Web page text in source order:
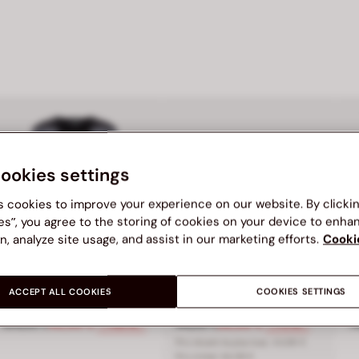
€, réduction de 33 pour cent
BATA
104,99 €49,99 € -52%
Mocassin pour femme Bata
Prix réduit de 64,99 € à 39,99
44,99 €39,99 € -11%
settings
cookies to improve your experience on our website. By
you agree to the storing of cookies on your device to
analyze site usage, and assist in our marketing efforts.
COOKIES SETTINGS
ACCEPT ALL COOKIES